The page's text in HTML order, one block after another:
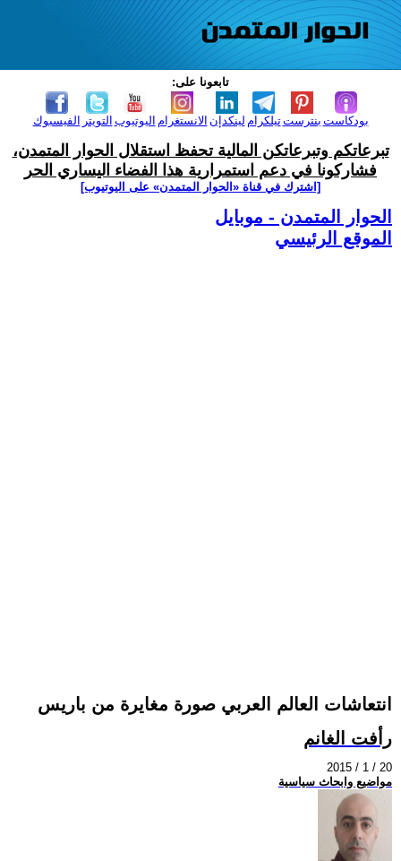
تابعونا على:
الفيسبوك التويتر اليوتيوب الانستغرام لينكدإن تيلكرامبنترست بودكاست
تبرعاتكم وتبرعاتكن المالية تحفظ استقلال الحوار المتمدن،
فشاركونا في دعم استمرارية هذا الفضاء اليساري الحر
[اشترك في قناة ‫«الحوار المتمدن» على اليوتيوب]
الحوار المتمدن - موبايل
الموقع الرئيسي
انتعاشات العالم العربي صورة مغايرة من باريس
رأفت الغانم
2015 / 1 / 20
مواضيع وابحاث سياسية